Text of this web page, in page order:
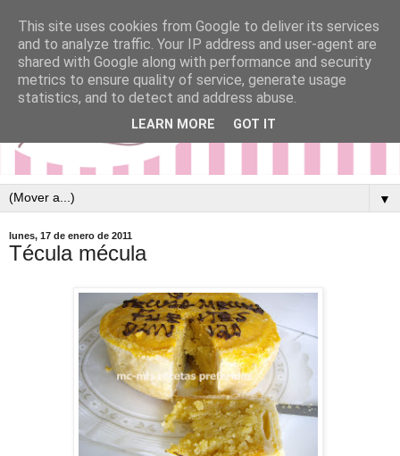
▼
lunes, 17 de enero de 2011
Técula mécula
This site uses cookies from Google to deliver its services
and to analyze traffic. Your IP address and user-agent are
shared with Google along with performance and security
metrics to ensure quality of service, generate usage
statistics, and to detect and address abuse.
LEARN MORE GOT IT